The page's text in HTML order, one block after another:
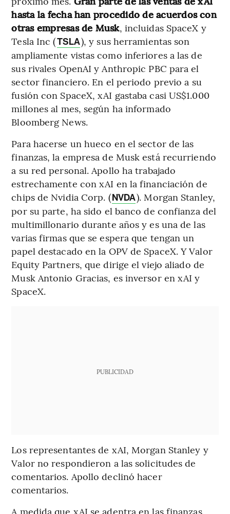
hasta la fecha han procedido de acuerdos con
otras empresas de Musk, incluidas SpaceX y
Tesla Inc (TSLA), y sus herramientas son
ampliamente vistas como inferiores a las de
sus rivales OpenAI y Anthropic PBC para el
sector financiero. En el periodo previo a su
fusión con SpaceX, xAI gastaba casi US$1.000
millones al mes, según ha informado
Bloomberg News.
Para hacerse un hueco en el sector de las
finanzas, la empresa de Musk está recurriendo
a su red personal. Apollo ha trabajado
estrechamente con xAI en la financiación de
chips de Nvidia Corp. (NVDA). Morgan Stanley,
por su parte, ha sido el banco de confianza del
multimillonario durante años y es una de las
varias firmas que se espera que tengan un
papel destacado en la OPV de SpaceX. Y Valor
Equity Partners, que dirige el viejo aliado de
Musk Antonio Gracias, es inversor en xAI y
SpaceX.
PUBLICIDAD
Los representantes de xAI, Morgan Stanley y
Valor no respondieron a las solicitudes de
comentarios. Apollo declinó hacer
comentarios.
A medida que xAI se adentra en las finanzas,